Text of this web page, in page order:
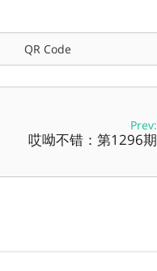
QR Code
Prev:
哎呦不错：第1296期